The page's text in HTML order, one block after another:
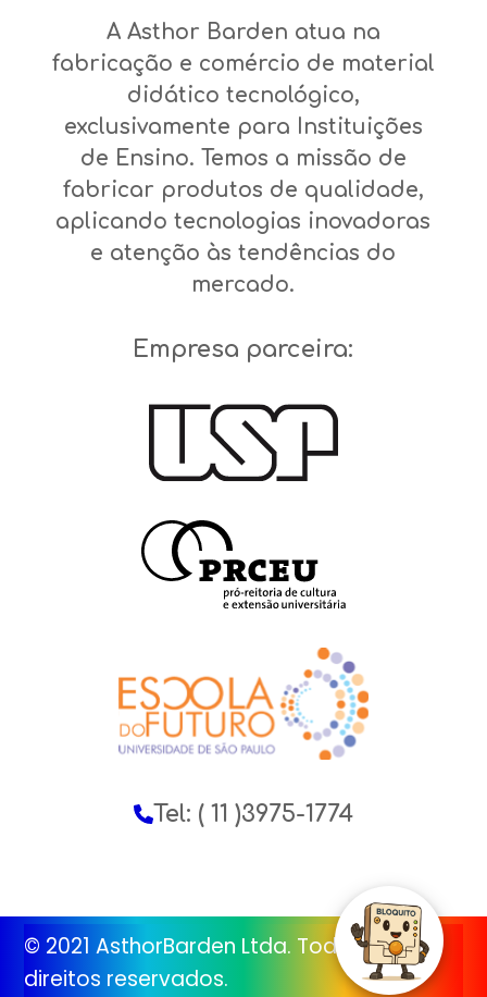
A Asthor Barden atua na
fabricação e comércio de material
didático tecnológico,
exclusivamente para Instituições
de Ensino. Temos a missão de
fabricar produtos de qualidade,
aplicando tecnologias inovadoras
e atenção às tendências do
mercado.
Empresa parceira:
Tel: ( 11 )3975-1774
© 2021 AsthorBarden Ltda. Todos os
direitos reservados.